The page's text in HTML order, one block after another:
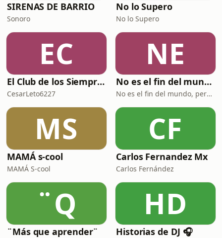
SIRENAS DE BARRIO
Sonoro
No lo Supero
No lo Supero
EC
El Club de los Siempre Tristes
CesarLeto6227
NE
No es el fin del mundo pero puedo verlo desde aquí
No es el fin del mundo, pero puedo verlo desde aquí
MS
MAMÁ s-cool
MAMÁ S-cool
CF
Carlos Fernandez Mx
Carlos Fernández
¨Q
¨Más que aprender¨
HD
Historias de DJ 🎧